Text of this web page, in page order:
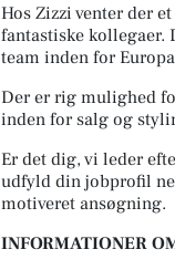
Hos Zizzi venter der
fantastiske kollegaer.
team inden for
Der er rig mulighed
inden for salg og
Er det dig, vi leder
udfyld din jobprofil
motiveret ansøgning.
INFORMATIONER